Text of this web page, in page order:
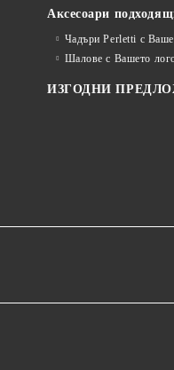
Аксесоари
Чадъри Perletti с
Шалове с Вашето
ИЗГОДНИ